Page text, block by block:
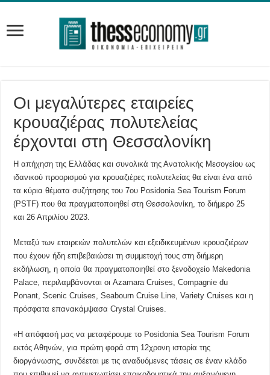
Οι μεγαλύτερες εταιρείες
κρουαζιέρας πολυτελείας
έρχονται στη Θεσσαλονίκη
Η απήχηση της Ελλάδας και συνολικά της Ανατολικής Μεσογείου ως
ιδανικού προορισμού για κρουαζιέρες πολυτελείας θα είναι ένα από
τα κύρια θέματα συζήτησης του 7ου Posidonia Sea Tourism Forum
(PSTF) που θα πραγματοποιηθεί στη Θεσσαλονίκη, το διήμερο 25
και 26 Απριλίου 2023.
Μεταξύ των εταιρειών πολυτελών και εξειδικευμένων κρουαζιέρων
που έχουν ήδη επιβεβαιώσει τη συμμετοχή τους στη διήμερη
εκδήλωση, η οποία θα πραγματοποιηθεί στο ξενοδοχείο Makedonia
Palace, περιλαμβάνονται οι Azamara Cruises, Compagnie du
Ponant, Scenic Cruises, Seabourn Cruise Line, Variety Cruises και η
πρόσφατα επανακάμψασα Crystal Cruises.
«Η απόφασή μας να μεταφέρουμε το Posidonia Sea Tourism Forum
εκτός Αθηνών, για πρώτη φορά στη 12χρονη ιστορία της
διοργάνωσης, συνδέεται με τις αναδυόμενες τάσεις σε έναν κλάδο